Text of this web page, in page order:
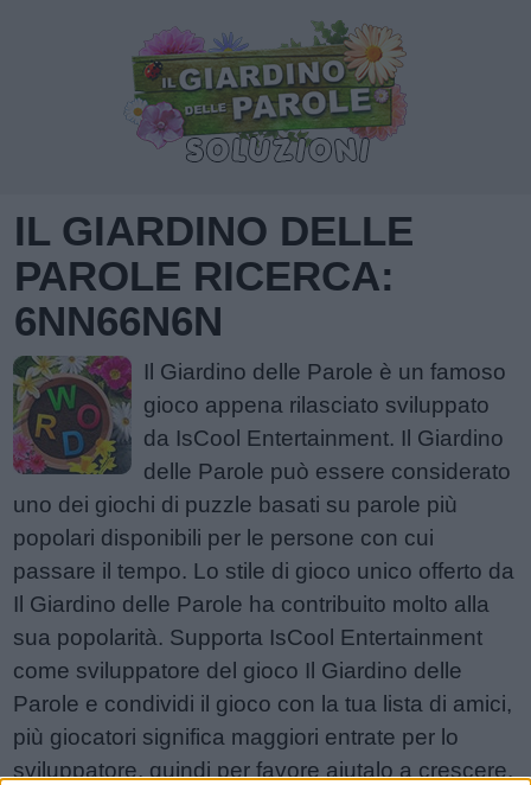
IL GIARDINO DELLE
PAROLE RICERCA:
6NN66N6N
Il Giardino delle Parole è un famoso
gioco appena rilasciato sviluppato
da IsCool Entertainment. Il Giardino
delle Parole può essere considerato
uno dei giochi di puzzle basati su parole più
popolari disponibili per le persone con cui
passare il tempo. Lo stile di gioco unico offerto da
Il Giardino delle Parole ha contribuito molto alla
sua popolarità. Supporta IsCool Entertainment
come sviluppatore del gioco Il Giardino delle
Parole e condividi il gioco con la tua lista di amici,
più giocatori significa maggiori entrate per lo
sviluppatore, quindi per favore aiutalo a crescere.